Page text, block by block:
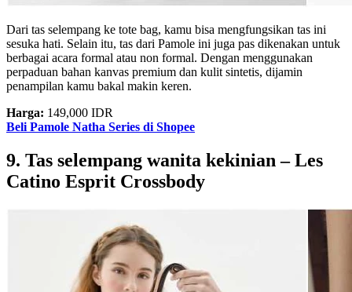
Dari tas selempang ke tote bag, kamu bisa mengfungsikan tas ini
sesuka hati. Selain itu, tas dari Pamole ini juga pas dikenakan untuk
berbagai acara formal atau non formal. Dengan menggunakan
perpaduan bahan kanvas premium dan kulit sintetis, dijamin
penampilan kamu bakal makin keren.
Harga: 149,000 IDR
Beli Pamole Natha Series di Shopee
9. Tas selempang wanita kekinian – Les
Catino Esprit Crossbody